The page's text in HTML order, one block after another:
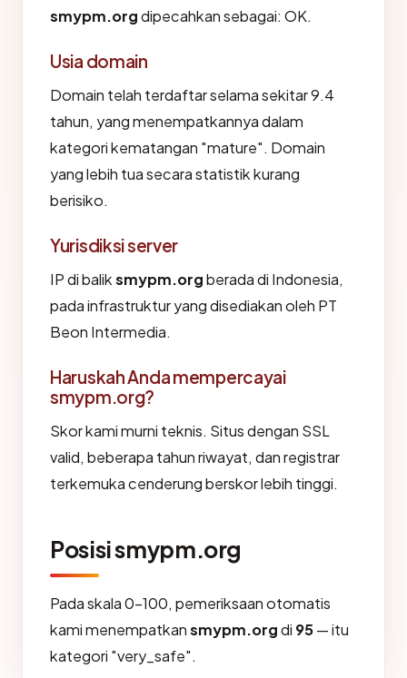
smypm.orgdipecahkan sebagai: OK.
Usia domain
Domain telah terdaftar selama sekitar 9.4
tahun, yang menempatkannya dalam
kategori kematangan "mature". Domain
yang lebih tua secara statistik kurang
berisiko.
Yurisdiksi server
IP di baliksmypm.orgberada di Indonesia,
pada infrastruktur yang disediakan oleh PT
Beon Intermedia.
Haruskah Anda mempercayai
smypm.org?
Skor kami murni teknis. Situs dengan SSL
valid, beberapa tahun riwayat, dan registrar
terkemuka cenderung berskor lebih tinggi.
Posisi smypm.org
Pada skala 0-100, pemeriksaan otomatis
kami menempatkansmypm.orgdi 95— itu
kategori "very_safe".